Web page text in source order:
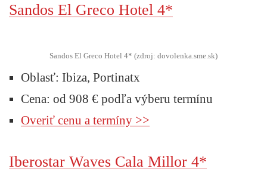
Sandos El Greco Hotel 4*
Sandos El Greco Hotel 4* (zdroj: dovolenka.sme.sk)
Oblasť: Ibiza, Portinatx
Cena: od 908 € podľa výberu termínu
Overiť cenu a termíny >>
Iberostar Waves Cala Millor 4*